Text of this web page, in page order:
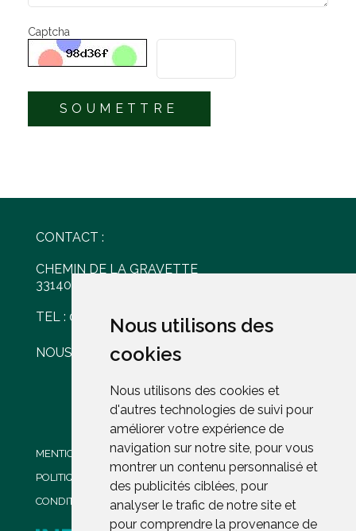
Nous utilisons des
cookies
Nous utilisons des cookies et
d'autres technologies de suivi pour
améliorer votre expérience de
navigation sur notre site, pour vous
montrer un contenu personnalisé et
des publicités ciblées, pour
analyser le trafic de notre site et
pour comprendre la provenance de
Nous utilisons des
cookies
Nous utilisons des cookies et
d'autres technologies de suivi pour
améliorer votre expérience de
navigation sur notre site, pour vous
montrer un contenu personnalisé et
des publicités ciblées, pour
analyser le trafic de notre site et
pour comprendre la provenance de
Captcha
SOUMETTRE
CONTACT :
CHEMIN DE LA GRAVETTE
33140 VILLENAVE D'ORNON
TEL : 05 56 30 77 61
NOUS ÉCRIRE
MENTIONS LÉGALES
POLITIQUE DE CONFIDENTIALITÉ
CONDITIONS GENERALES DE VENTE